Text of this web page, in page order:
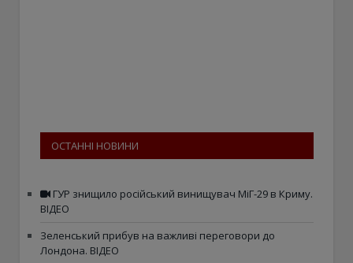
ОСТАННІ НОВИНИ
ГУР знищило російський винищувач МіГ-29 в Криму.
ВІДЕО
Зеленський прибув на важливі переговори до
Лондона. ВІДЕО